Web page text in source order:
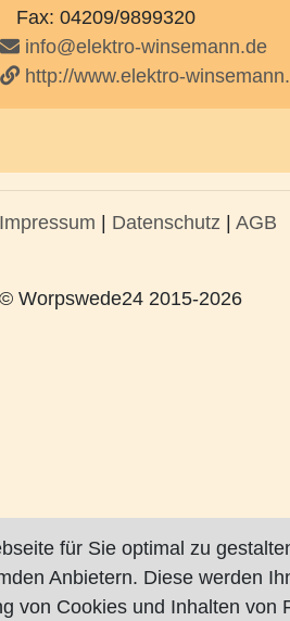
Fax: 04209/9899320
info@elektro-winsemann.de
http://www.elektro-
Impressum Datenschutz AGB
© Worpswede24 2015-2026
für Sie optimal zu
Anbietern. Diese werden
von Cookies und Inhalten von